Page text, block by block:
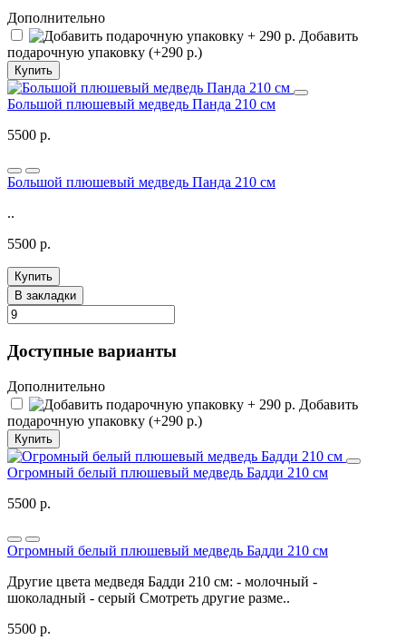
Дополнительно
Добавить
подарочную упаковку (+290 р.)
Купить
Большой плюшевый медведь Панда 210 см
5500 р.
Большой плюшевый медведь Панда 210 см
..
5500 р.
Купить
В закладки
Доступные варианты
Дополнительно
Добавить
подарочную упаковку (+290 р.)
Купить
Огромный белый плюшевый медведь Бадди 210 см
5500 р.
Огромный белый плюшевый медведь Бадди 210 см
Другие цвета медведя Бадди 210 см: - молочный -
шоколадный - серый Смотреть другие разме..
5500 р.